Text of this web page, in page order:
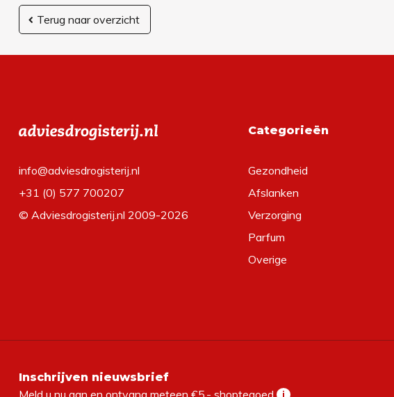
Terug naar overzicht
info@adviesdrogisterij.nl
+31 (0) 577 700207
© Adviesdrogisterij.nl 2009-2026
Categorieën
Gezondheid
Afslanken
Verzorging
Parfum
Overige
Inschrijven nieuwsbrief
Meld u nu aan en ontvang meteen €5,- shoptegoed i